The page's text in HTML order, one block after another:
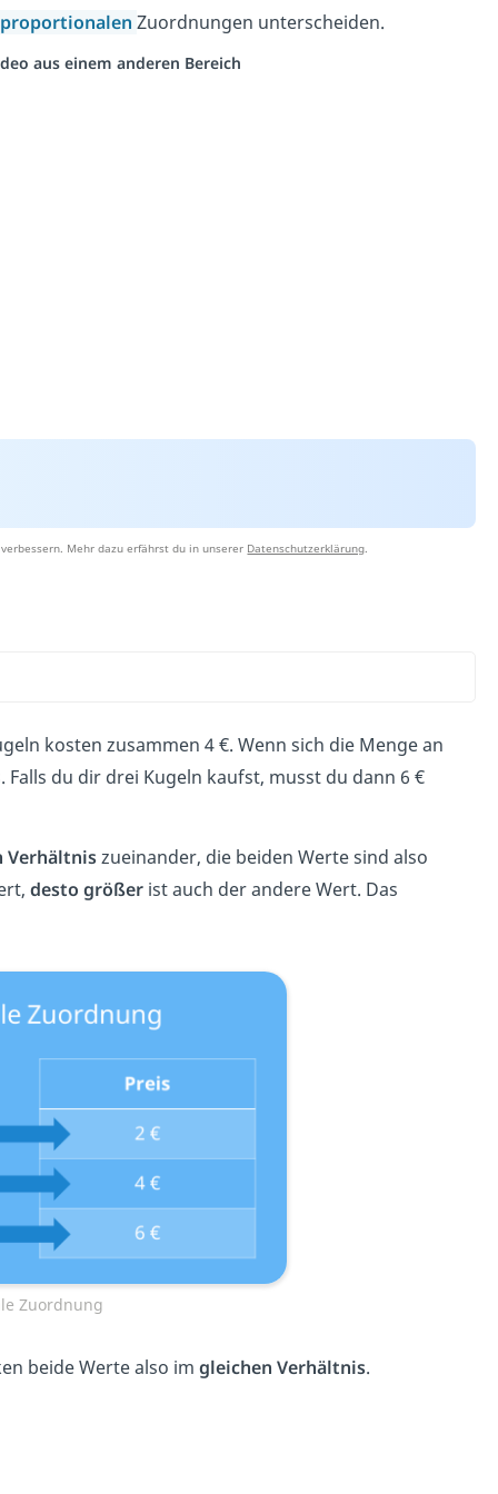
Zuordnungen unterscheiden.
aus einem anderen Bereich
Mehr dazu erfährst du in unserer Datenschutzerklärung.
kosten zusammen 4 €. Wenn sich die Menge an
du dir drei Kugeln kaufst, musst du dann 6 €
Verhältniszueinander, die beiden Werte sind also
desto größerist auch der andere Wert. Das
Zuordnung
beide Werte also im gleichen Verhältnis.